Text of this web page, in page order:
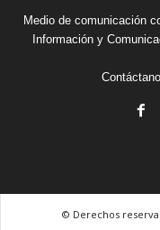
Medio de comunicación
Información y
© Derechos